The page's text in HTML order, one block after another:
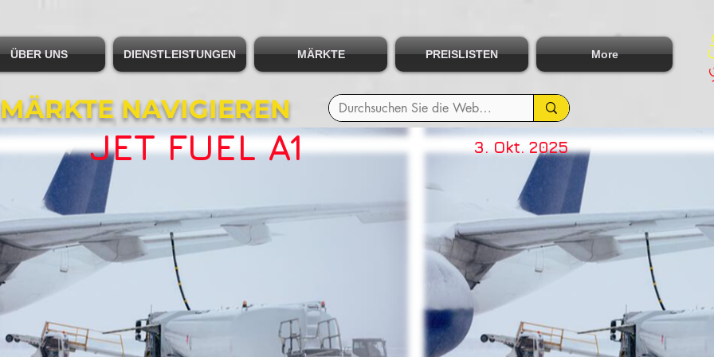
NAVIGIEREN
ÜBER UNS DIENSTLEISTUNGEN MÄRKTE PREISLISTEN More
3. Okt. 2025
JET FUEL A1